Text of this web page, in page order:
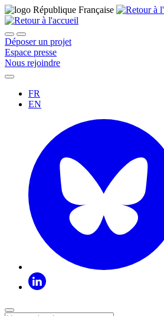
Déposer un projet
Espace presse
Nous rejoindre
FR
EN